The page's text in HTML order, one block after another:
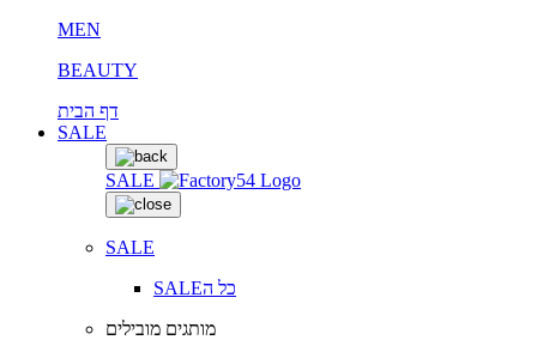
MEN
BEAUTY
דף הבית
SALE
SALE
SALE
SALEכל ה
מותגים מובילים